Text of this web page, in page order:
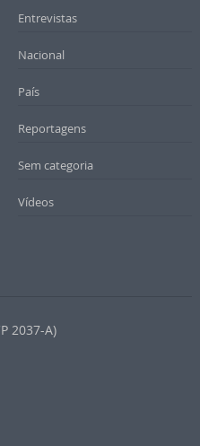
Entrevistas
Nacional
País
Reportagens
Sem categoria
Vídeos
2037-A)